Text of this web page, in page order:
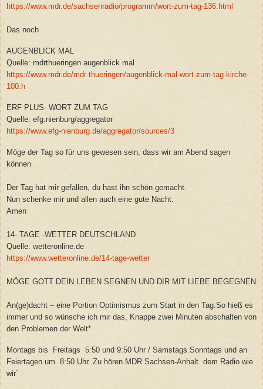
https://www.mdr.de/sachsenradio/programm/wort-zum-tag-136.html
Das noch
AUGENBLICK MAL
Quelle: mdrthueringen augenblick mal
https://www.mdr.de/mdr-thueringen/augenblick-mal-wort-zum-tag-kirche-
100.h
ERF PLUS- WORT ZUM TAG
Quelle: efg.nienburg/aggregator
https://www.efg-nienburg.de/aggregator/sources/3
Möge der Tag so für uns gewesen sein, dass wir am Abend sagen
können
Der Tag hat mir gefallen, du hast ihn schön gemacht.
Nun schenke mir und allen auch eine gute Nacht.
Amen
14- TAGE -WETTER DEUTSCHLAND
Quelle: wetteronline.de
https://www.wetteronline.de/14-tage-wetter
MÖGE GOTT DEIN LEBEN SEGNEN UND DIR MIT LIEBE BEGEGNEN
An(ge)dacht – eine Portion Optimismus zum Start in den Tag.So hieß es
immer und so wünsche ich mir das, Knappe zwei Minuten abschalten von
den Problemen der Welt*
Montags bis Freitags 5:50 und 9:50 Uhr / Samstags.Sonntags und an
Feiertagen um 8:50 Uhr. Zu hören MDR Sachsen-Anhalt. dem Radio wie
wir`